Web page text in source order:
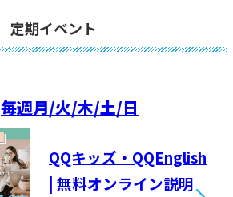
定期イベント
毎週月/火/木/土/日
QQキッズ・QQEnglish
| 無料オンライン説明